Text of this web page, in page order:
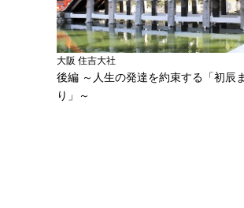
大阪 住吉大社
後編 ～人生の発達を約束する「初辰
り」～